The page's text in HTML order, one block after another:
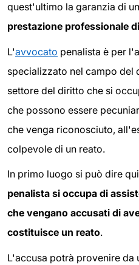
quest'ultimo la garanzia di
prestazione professionale
L'avvocato penalista è per
specializzato nel campo del
settore del diritto che si
che possono essere
che venga riconosciuto,
colpevole di un reato.
In primo luogo si può dire
penalista si occupa di
che vengano accusati di
costituisce un reato.
L'accusa potrà provenire da